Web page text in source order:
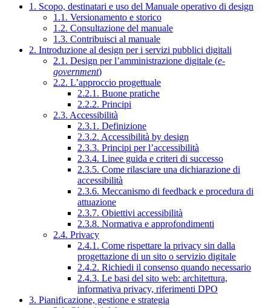
1. Scopo, destinatari e uso del Manuale operativo di design
1.1. Versionamento e storico
1.2. Consultazione del manuale
1.3. Contribuisci al manuale
2. Introduzione al design per i servizi pubblici digitali
2.1. Design per l’amministrazione digitale (e-
government)
2.2. L’approccio progettuale
2.2.1. Buone pratiche
2.2.2. Principi
2.3. Accessibilità
2.3.1. Definizione
2.3.2. Accessibilità by design
2.3.3. Principi per l’accessibilità
2.3.4. Linee guida e criteri di successo
2.3.5. Come rilasciare una dichiarazione di
accessibilità
2.3.6. Meccanismo di feedback e procedura di
attuazione
2.3.7. Obiettivi accessibilità
2.3.8. Normativa e approfondimenti
2.4. Privacy
2.4.1. Come rispettare la privacy sin dalla
progettazione di un sito o servizio digitale
2.4.2. Richiedi il consenso quando necessario
2.4.3. Le basi del sito web: architettura,
informativa privacy, riferimenti DPO
3. Pianificazione, gestione e strategia